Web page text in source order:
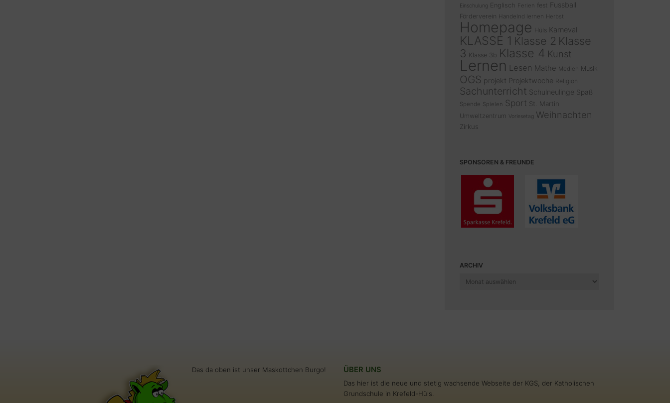
Einschulung Englisch Ferien fest Fussball
Förderverein Handelnd lernen Herbst
Homepage Hüls Karneval
KLASSE 1 Klasse 2 Klasse
3 Klasse 3b Klasse 4 Kunst
Lernen Lesen Mathe Medien Musik
OGS projekt Projektwoche Religion
Sachunterricht Schulneulinge Spaß
Spende Spielen Sport St. Martin
Umweltzentrum Vorlesetag Weihnachten
Zirkus
SPONSOREN & FREUNDE
ARCHIV
Archiv
Das da oben ist unser Maskottchen Burgo! ÜBER UNS
Das hier ist die neue und stetig wachsende Webseite der KGS, der Katholischen
Grundschule in Krefeld-Hüls.